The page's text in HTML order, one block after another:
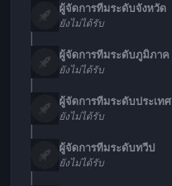
ผู้จัดการทีมระดับจังหวัด
ยังไม่ได้รับ
ผู้จัดการทีมระดับภูมิภาค
ยังไม่ได้รับ
ผู้จัดการทีมระดับประเทศ
ยังไม่ได้รับ
ผู้จัดการทีมระดับทวีป
ยังไม่ได้รับ